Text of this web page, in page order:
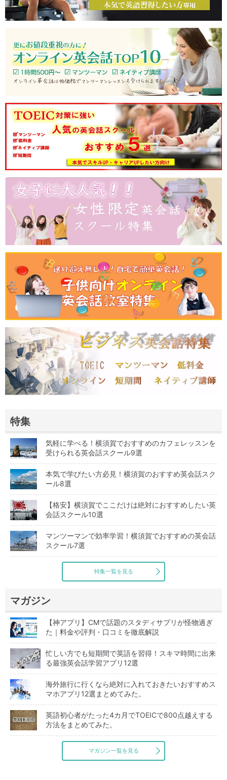
特集
気軽に学べる！横須賀でおすすめのカフェレッスンを
受けられる英会話スクール9選
本気で学びたい方必見！横須賀のおすすめ英会話スク
ール8選
【格安】横須賀でここだけは絶対におすすめしたい英
会話スクール10選
マンツーマンで効率学習！横須賀でおすすめの英会話
スクール7選
特集一覧を見る
マガジン
【神アプリ】CMで話題のスタディサプリが怪物過ぎ
た｜料金や評判・口コミを徹底解説
忙しい方でも短期間で英語を習得！スキマ時間に出来
る最強英会話学習アプリ12選
海外旅行に行くなら絶対に入れておきたいおすすめス
マホアプリ12選まとめてみた。
英語初心者がたった4カ月でTOEICで800点越えする
方法をまとめてみた。
マガジン一覧を見る